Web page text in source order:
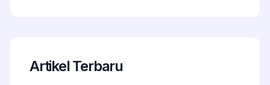
Artikel Terbaru